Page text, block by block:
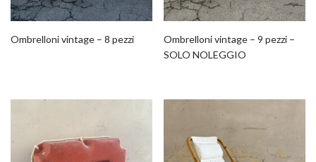
Ombrelloni vintage – 8 pezzi
Ombrelloni vintage – 9 pezzi –
SOLO NOLEGGIO